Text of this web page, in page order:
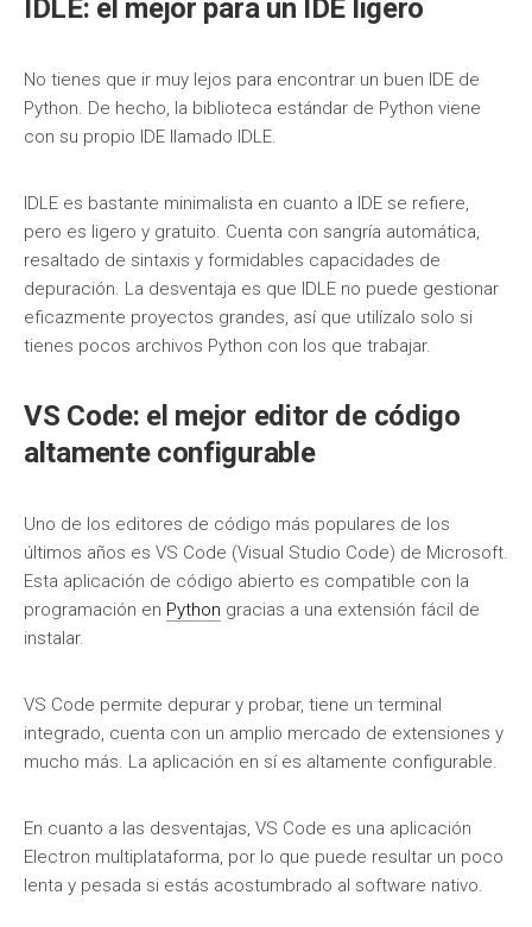
IDLE: el mejor para un IDE ligero
No tienes que ir muy lejos para encontrar un buen IDE de
Python. De hecho, la biblioteca estándar de Python viene
con su propio IDE llamado IDLE.
IDLE es bastante minimalista en cuanto a IDE se refiere,
pero es ligero y gratuito. Cuenta con sangría automática,
resaltado de sintaxis y formidables capacidades de
depuración. La desventaja es que IDLE no puede gestionar
eficazmente proyectos grandes, así que utilízalo solo si
tienes pocos archivos Python con los que trabajar.
VS Code: el mejor editor de código
altamente configurable
Uno de los editores de código más populares de los
últimos años es VS Code (Visual Studio Code) de Microsoft.
Esta aplicación de código abierto es compatible con la
programación en Python gracias a una extensión fácil de
instalar.
VS Code permite depurar y probar, tiene un terminal
integrado, cuenta con un amplio mercado de extensiones y
mucho más. La aplicación en sí es altamente configurable.
En cuanto a las desventajas, VS Code es una aplicación
Electron multiplataforma, por lo que puede resultar un poco
lenta y pesada si estás acostumbrado al software nativo.